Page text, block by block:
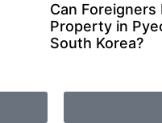
Can Foreigners
Property in
South Korea?